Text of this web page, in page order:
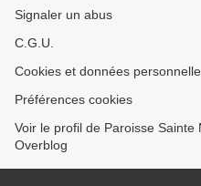
Signaler un abus
C.G.U.
Cookies et données
Préférences cookies
Voir le profil de Paroisse
Overblog